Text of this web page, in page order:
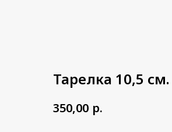
Тарелка 10,5
350,00 р.